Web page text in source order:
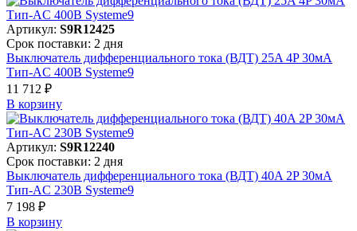
Артикул: S9R12425
Срок поставки: 2 дня
Выключатель дифференциального тока (ВДТ) 25A 4P 30мА
Тип-AC 400В Systeme9
11 712 ₽
В корзинy
Артикул: S9R12240
Срок поставки: 2 дня
Выключатель дифференциального тока (ВДТ) 40A 2P 30мА
Тип-AC 230В Systeme9
7 198 ₽
В корзинy